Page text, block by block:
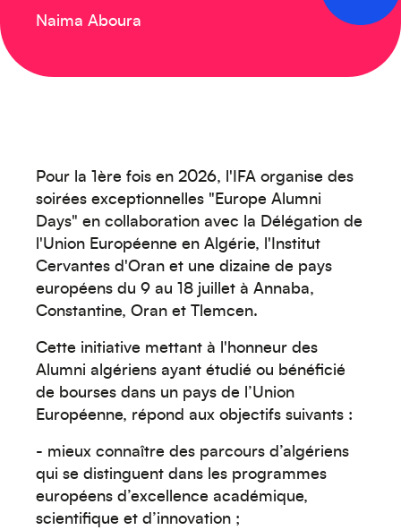
Naima Aboura
Pour la 1ère fois en 2026, l'IFA organise des
soirées exceptionnelles "Europe Alumni
Days" en collaboration avec la Délégation de
l'Union Européenne en Algérie, l'Institut
Cervantes d'Oran et une dizaine de pays
européens du 9 au 18 juillet à Annaba,
Constantine, Oran et Tlemcen.
Cette initiative mettant à l'honneur des
Alumni algériens ayant étudié ou bénéficié
de bourses dans un pays de l’Union
Européenne, répond aux objectifs suivants :
- mieux connaître des parcours d’algériens
qui se distinguent dans les programmes
européens d’excellence académique,
scientifique et d’innovation ;